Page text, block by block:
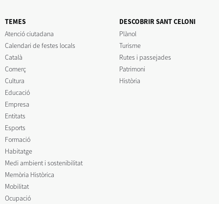
TEMES
Atenció ciutadana
Calendari de festes locals
Català
Comerç
Cultura
Educació
Empresa
Entitats
Esports
Formació
Habitatge
Medi ambient i sostenibilitat
Memòria Històrica
Mobilitat
Ocupació
DESCOBRIR SANT CELONI
Plànol
Turisme
Rutes i passejades
Patrimoni
Història